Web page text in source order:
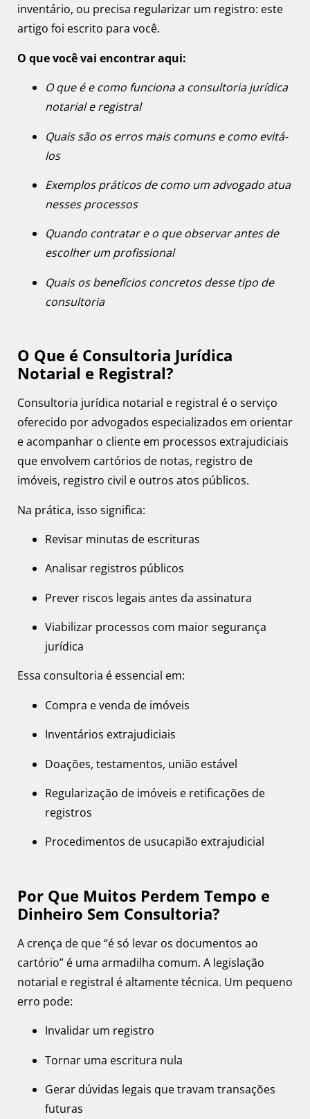
inventário, ou precisa regularizar um registro: este
artigo foi escrito para você.
O que você vai encontrar aqui:
O que é e como funciona a consultoria jurídica
notarial e registral
Quais são os erros mais comuns e como evitá-
los
Exemplos práticos de como um advogado atua
nesses processos
Quando contratar e o que observar antes de
escolher um profissional
Quais os benefícios concretos desse tipo de
consultoria
O Que é Consultoria Jurídica
Notarial e Registral?
Consultoria jurídica notarial e registral é o serviço
oferecido por advogados especializados em orientar
e acompanhar o cliente em processos extrajudiciais
que envolvem cartórios de notas, registro de
imóveis, registro civil e outros atos públicos.
Na prática, isso significa:
Revisar minutas de escrituras
Analisar registros públicos
Prever riscos legais antes da assinatura
Viabilizar processos com maior segurança
jurídica
Essa consultoria é essencial em:
Compra e venda de imóveis
Inventários extrajudiciais
Doações, testamentos, união estável
Regularização de imóveis e retificações de
registros
Procedimentos de usucapião extrajudicial
Por Que Muitos Perdem Tempo e
Dinheiro Sem Consultoria?
A crença de que “é só levar os documentos ao
cartório” é uma armadilha comum. A legislação
notarial e registral é altamente técnica. Um pequeno
erro pode:
Invalidar um registro
Tornar uma escritura nula
Gerar dúvidas legais que travam transações
futuras